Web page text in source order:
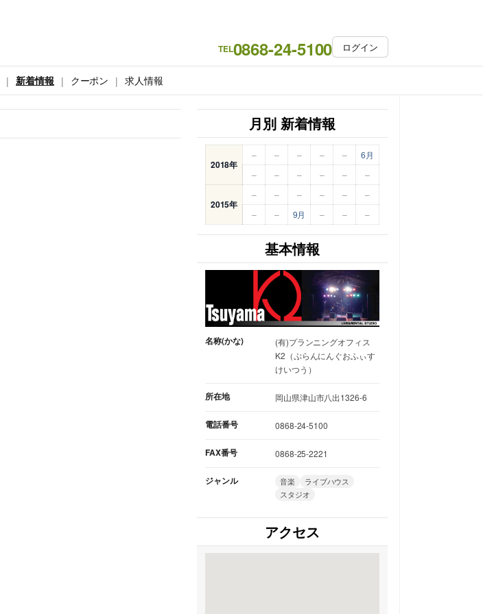
TEL0868-24-5100 ログイン
新着情報 クーポン 求人情報
月別 新着情報
2018年
– – – – –
6月
–
– – – – –
2015年
– – – – –
–
–
– 9月 – – –
基本情報
名称(かな)
(有)プランニングオフィス
K2（ぷらんにんぐおふぃす
けいつう）
所在地 岡山県津山市八出1326-6
電話番号 0868-24-5100
FAX番号 0868-25-2221
ジャンル 音楽
ライブハウス
スタジオ
アクセス